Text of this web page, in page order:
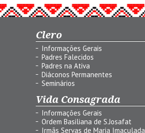
Clero
Informações Gerais
Padres Falecidos
Padres na Ativa
Diáconos Permanentes
Seminários
Vida Consagrada
Informações Gerais
Ordem Basiliana de S.Josafat
Irmãs Servas de Maria Imaculada